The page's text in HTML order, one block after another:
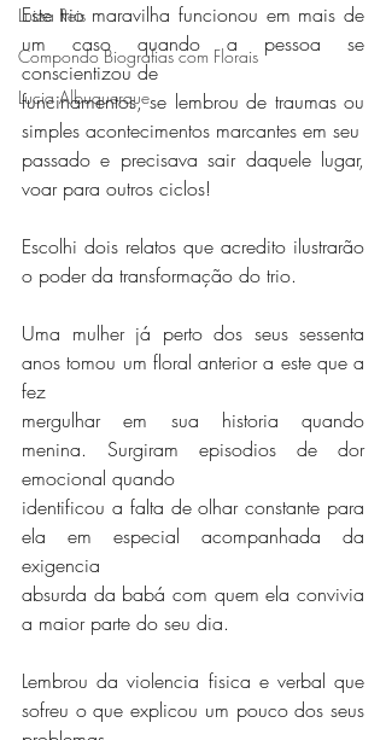
Luiza Reis
Compondo Biografias com Florais
Lucia Albuquerque
Este trio maravilha funcionou em mais de
um caso quando a pessoa se
conscientizou de
funcinamentos, se lembrou de traumas ou
simples acontecimentos marcantes em seu
passado e precisava sair daquele lugar,
voar para outros ciclos!
Escolhi dois relatos que acredito ilustrarão
o poder da transformação do trio.
Uma mulher já perto dos seus sessenta
anos tomou um floral anterior a este que a
fez
mergulhar em sua historia quando
menina. Surgiram episodios de dor
emocional quando
identificou a falta de olhar constante para
ela em especial acompanhada da
exigencia
absurda da babá com quem ela convivia
a maior parte do seu dia.
Lembrou da violencia fisica e verbal que
sofreu o que explicou um pouco dos seus